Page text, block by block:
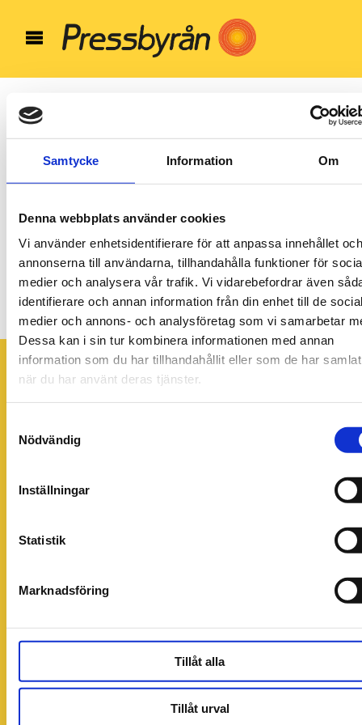
Samtycke Information Om
Denna webbplats använder cookies
Vi använder enhetsidentifierare för att anpassa innehållet och
annonserna till användarna, tillhandahålla funktioner för
medier och analysera vår trafik. Vi vidarebefordrar även
identifierare och annan information från din enhet till de
medier och annons- och analysföretag som vi samarbetar
Dessa kan i sin tur kombinera informationen med annan
information som du har tillhandahållit eller som de har
när du har använt deras tjänster.
Nödvändig
Inställningar
Statistik
Marknadsföring
Tillåt alla
Tillåt urval
2022-02-